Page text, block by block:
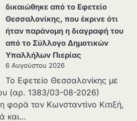
δικαιώθηκε από το Εφετείο
Θεσσαλονίκης, που έκρινε ότι
ήταν παράνομη η διαγραφή του
από το Σύλλογο Δημοτικών
Υπαλλήλων Πιερίας
6 Αυγούστου 2026
Το Εφετείο Θεσσαλονίκης με
(αρ. 1383/03-08-2026)
φορά τον Κωνσταντίνο Κιτιξή,
και…